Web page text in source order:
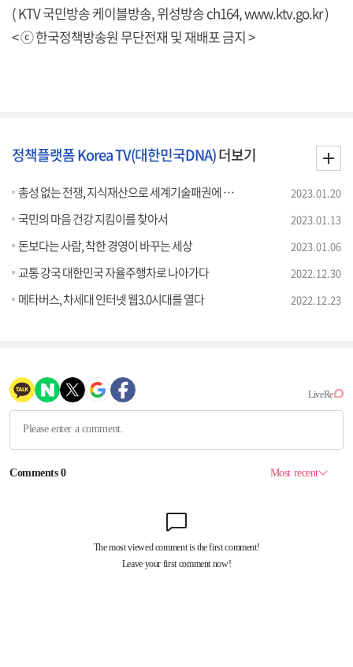
( KTV 국민방송 케이블방송, 위성방송 ch164,www.ktv.go.kr)
< ⓒ 한국정책방송원 무단전재 및 재배포 금지 >
정책플랫폼 Korea TV(대한민국DNA)더보기
총성 없는 전쟁, 지식재산으로 세계기술패권에 도전하다 2023.01.20
국민의 마음 건강 지킴이를 찾아서 2023.01.13
돈보다는 사람, 착한 경영이 바꾸는 세상 2023.01.06
교통 강국 대한민국 자율주행차로 나아가다 2022.12.30
메타버스, 차세대 인터넷 웹3.0시대를 열다 2022.12.23